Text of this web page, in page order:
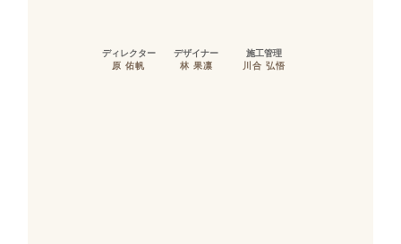
ディレクター
原 佑帆
デザイナー
林 果凛
施工管理
川合 弘悟